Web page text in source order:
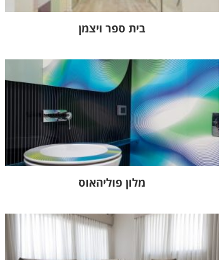
בית ספר ויצמן
מלון פוליהאוס